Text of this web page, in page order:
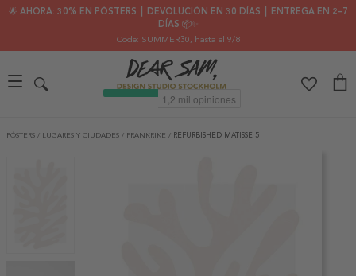
🌟 AHORA: 30% EN PÓSTERS ┃ DEVOLUCIÓN EN 30 DÍAS ┃ ENTREGA EN 2–7
DÍAS 📦✨
Code: SUMMER30, hasta el 9/8
PÓSTERS / LUGARES Y CIUDADES / FRANKRIKE / REFURBISHED MATISSE 5